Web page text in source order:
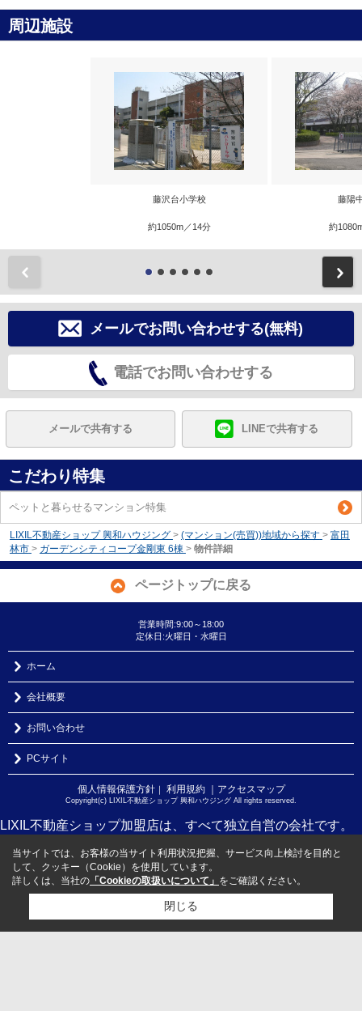
周辺施設
藤沢台小学校
約1050m／14分
藤陽
約
メールでお問い合わせする(無料)
電話でお問い合わせする
メールで共有する LINEで共有する
こだわり特集
ペットと暮らせるマンション特集
LIXIL不動産ショップ 興和ハウジング > (マンション(売買))地域から探す > 富田
林市 > ガーデンシティコープ金剛東 6棟 > 物件詳細
ページトップに戻る
営業時間:9:00～18:00
定休日:火曜日・水曜日
ホーム
会社概要
お問い合わせ
PCサイト
個人情報保護方針｜ 利用規約 ｜アクセスマップ
Copyright(c) LIXIL不動産ショップ 興和ハウジング All rights reserved.
LIXIL不動産ショップ加盟店は、すべて独立自営の会社です。
当サイトでは、お客様の当サイト利用状況把握、サービス向上検討を目的と
して、クッキー（Cookie）を使用しています。
詳しくは、当社の 「Cookieの取扱いについて」 をご確認ください。
閉じる